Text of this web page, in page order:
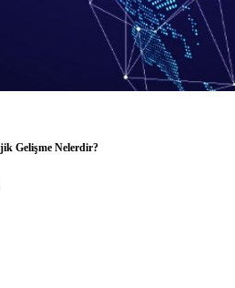
Hayal Dolu Hikayesi ve Projesi